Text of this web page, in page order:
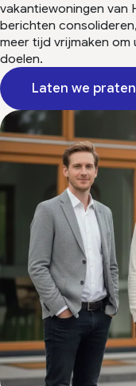
vakantiewoningen van
berichten
meer tijd vrijmaken
doelen.
Laten we praten